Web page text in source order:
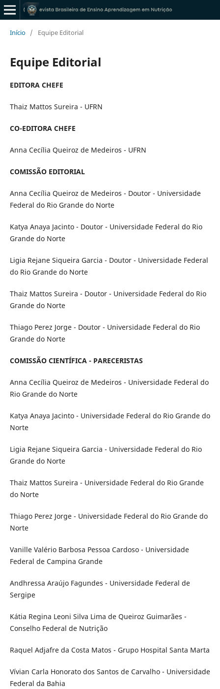
Início / Equipe Editorial
Equipe Editorial
EDITORA CHEFE
Thaiz Mattos Sureira - UFRN
CO-EDITORA CHEFE
Anna Cecília Queiroz de Medeiros - UFRN
COMISSÃO EDITORIAL
Anna Cecília Queiroz de Medeiros - Doutor - Universidade
Federal do Rio Grande do Norte
Katya Anaya Jacinto - Doutor - Universidade Federal do Rio
Grande do Norte
Ligia Rejane Siqueira Garcia - Doutor - Universidade Federal
do Rio Grande do Norte
Thaiz Mattos Sureira - Doutor - Universidade Federal do Rio
Grande do Norte
Thiago Perez Jorge - Doutor - Universidade Federal do Rio
Grande do Norte
COMISSÃO CIENTÍFICA - PARECERISTAS
Anna Cecília Queiroz de Medeiros - Universidade Federal do
Rio Grande do Norte
Katya Anaya Jacinto - Universidade Federal do Rio Grande do
Norte
Ligia Rejane Siqueira Garcia - Universidade Federal do Rio
Grande do Norte
Thaiz Mattos Sureira - Universidade Federal do Rio Grande
do Norte
Thiago Perez Jorge - Universidade Federal do Rio Grande do
Norte
Vanille Valério Barbosa Pessoa Cardoso - Universidade
Federal de Campina Grande
Andhressa Araújo Fagundes - Universidade Federal de
Sergipe
Kátia Regina Leoni Silva Lima de Queiroz Guimarães -
Conselho Federal de Nutrição
Raquel Adjafre da Costa Matos - Grupo Hospital Santa Marta
Vívian Carla Honorato dos Santos de Carvalho - Universidade
Federal da Bahia